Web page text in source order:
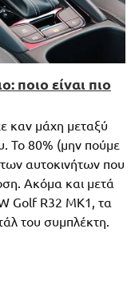
ποιο είναι πιο
καν μάχη μεταξύ
Το 80% (μην πούμε
αυτοκινήτων που
Ακόμα και μετά
Golf R32 MK1, τα
του συμπλέκτη.